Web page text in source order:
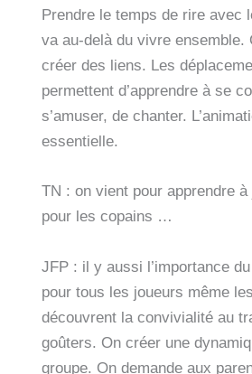
Prendre le temps de rire avec
va au-delà du vivre ensemble.
créer des liens. Les
permettent d’apprendre à se
s’amuser, de chanter.
essentielle.
TN : on vient pour apprendre
pour les copains …
JFP : il y aussi l’importance
pour tous les joueurs même
découvrent la convivialité au
goûters. On créer une
groupe. On demande aux